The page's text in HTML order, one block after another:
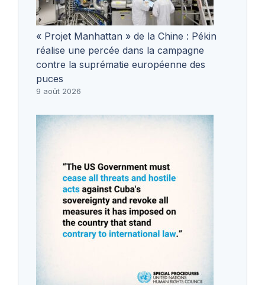
« Projet Manhattan » de la Chine : Pékin
réalise une percée dans la campagne
contre la suprématie européenne des
puces
9 août 2026